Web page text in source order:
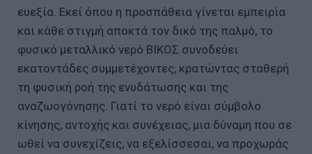
ευεξία. Εκεί όπου η προσπάθεια γίνεται εμπειρία
και κάθε στιγμή αποκτά τον δικό της παλμό, το
φυσικό μεταλλικό νερό ΒΙΚΟΣ συνοδεύει
εκατοντάδες συμμετέχοντες, κρατώντας σταθερή
τη φυσική ροή της ενυδάτωσης και της
αναζωογόνησης. Γιατί το νερό είναι σύμβολο
κίνησης, αντοχής και συνέχειας, μια δύναμη που σε
ωθεί να συνεχίζεις, να εξελίσσεσαι, να προχωράς